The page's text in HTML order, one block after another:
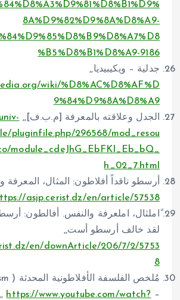
8A%D9%82%D9%8A%D8%A9-
%B5%D8%B1%D8%A9-9186
جدلية – ويكيبيديا,,
wiki/%D8%AC%D8%AF%D
9%84%D9%8A%D8%A9
الجدل وعلاقته بالمعرفة [م.ب.ف],,
pluginfile.php/296568/mod_resou
module_cdeJhG_EbFKI_Eb_bQ_
h_02_7.html
asjp.cerist.dz/en/article/57538
ًاملثال، املعرفة والنفس. أفالطون:
لقد خالف أرسطو أست,,
en/downArticle/206/7/2/5753
8
– YouTube,,
https://www.youtube.com/watch?